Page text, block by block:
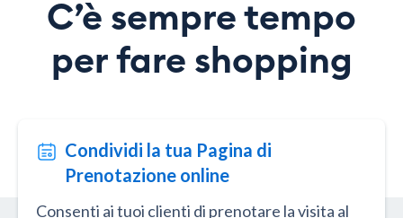
C’è sempre tempo
per fare shopping
Condividi la tua Pagina di
Prenotazione online
Consenti ai tuoi clienti di prenotare la visita al